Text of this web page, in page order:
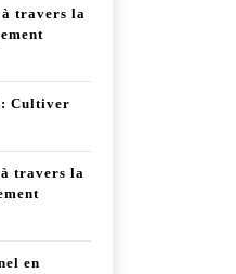
travers la
: Cultiver
travers la
en